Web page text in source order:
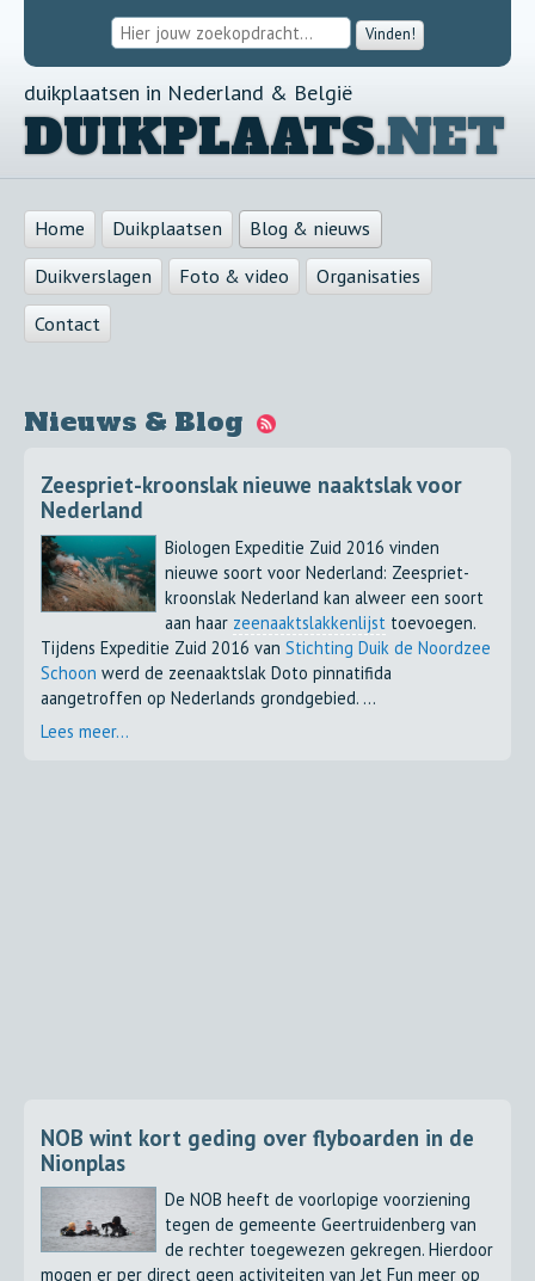
Vinden!
duikplaatsen in Nederland & België
DUIKPLAATS.NET
Home Duikplaatsen
Blog & nieuws
Duikverslagen
Foto & video
Organisaties
Contact
Nieuws & Blog
Zeespriet-kroonslak nieuwe naaktslak voor
Nederland
Biologen Expeditie Zuid 2016 vinden
nieuwe soort voor Nederland: Zeespriet-
kroonslak Nederland kan alweer een soort
aan haar zeenaaktslakkenlijst toevoegen.
Tijdens Expeditie Zuid 2016 vanStichting Duik de Noordzee
Schoon werd de zeenaaktslak Doto pinnatifida
aangetroffen op Nederlands grondgebied. ...
Lees meer...
NOB wint kort geding over flyboarden in de
Nionplas
De NOB heeft de voorlopige voorziening
tegen de gemeente Geertruidenberg van
de rechter toegewezen gekregen. Hierdoor
mogen er per direct geen activiteiten van Jet Fun meer op